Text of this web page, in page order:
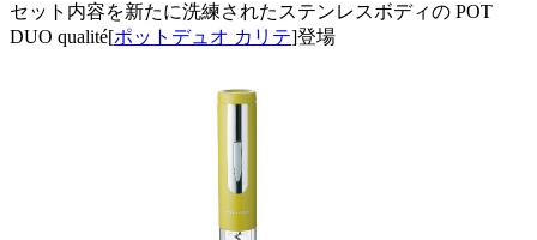
セット内容を新たに洗練されたステンレスボディの POT
DUO qualité[ポットデュオ カリテ]登場